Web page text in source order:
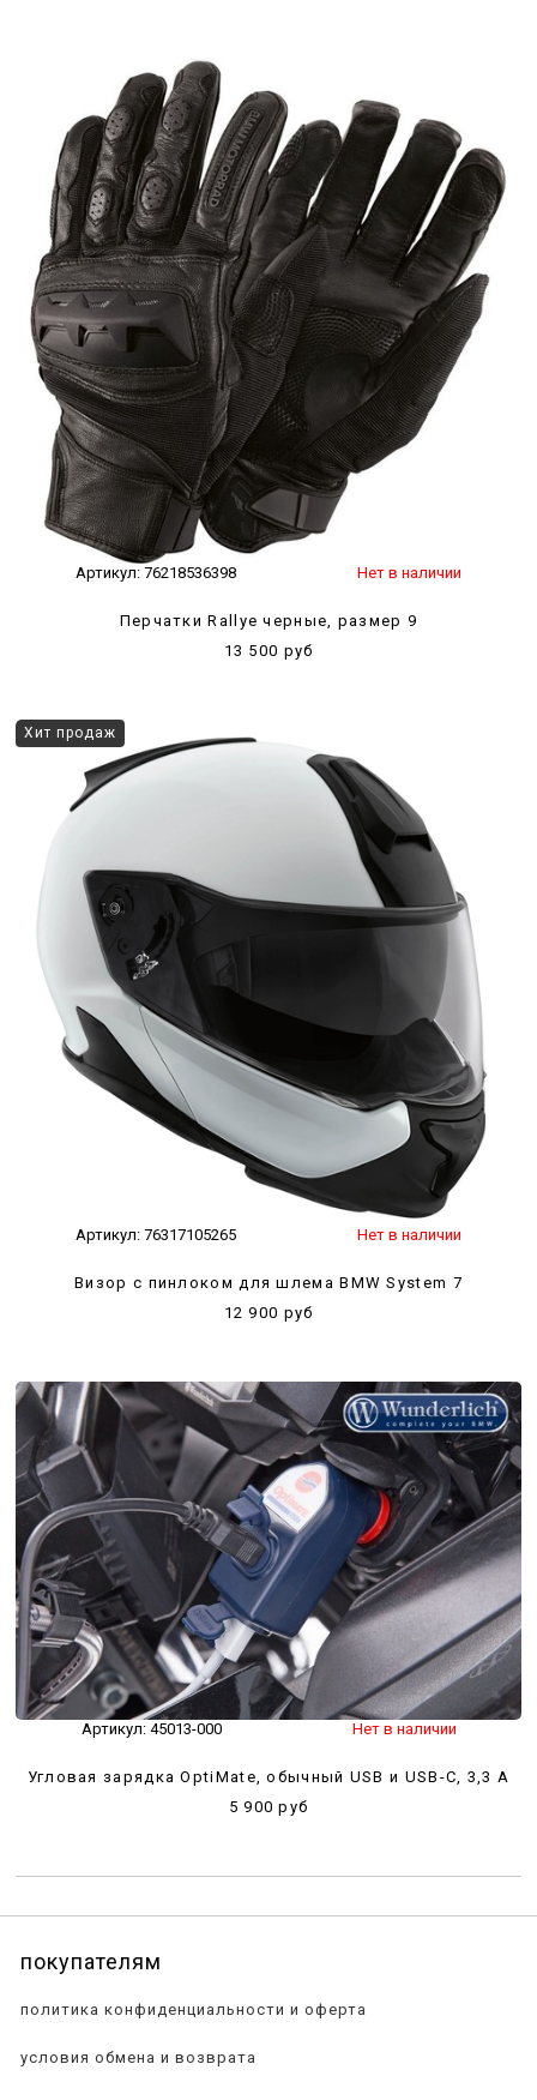
Артикул:76218536398 Нет в наличии
Перчатки Rallye черные, размер 9
13 500 руб
Хит продаж
Артикул:76317105265 Нет в наличии
Визор с пинлоком для шлема BMW System 7
12 900 руб
Артикул: 45013-000 Нет в наличии
Угловая зарядка OptiMate, обычный USB и USB-С, 3,3 A
5 900 руб
покупателям
политика конфиденциальности и оферта
условия обмена и возврата